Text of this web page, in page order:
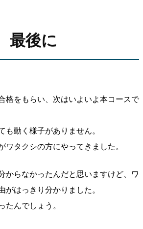
最後に
格をもらい、次はいよいよ本コースで
も動く様子がありません。
ワタクシの方にやってきました。
からなかったんだと思いますけど、ワ
がはっきり分かりました。
たんでしょう。